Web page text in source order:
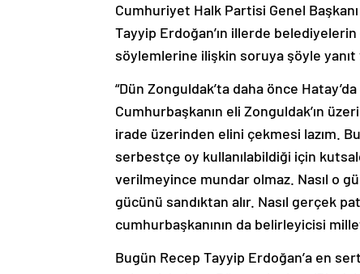
Cumhuriyet Halk Partisi Genel
Tayyip Erdoğan’ın illerde
söylemlerine ilişkin soruya şöyle
“Dün Zonguldak’ta daha önce
Cumhurbaşkanın eli Zonguldak’ın
irade üzerinden elini çekmesi lazım.
serbestçe oy kullanılabildiği için
verilmeyince mundar olmaz. Nasıl o
gücünü sandıktan alır. Nasıl gerçek
cumhurbaşkanının da belirleyicisi
Bugün Recep Tayyip Erdoğan’a en